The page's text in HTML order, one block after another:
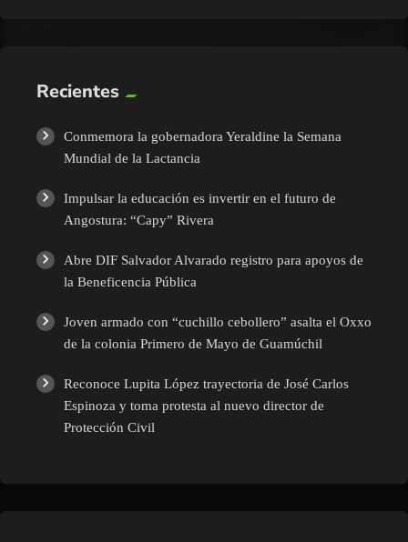
Recientes
Conmemora la gobernadora Yeraldine la Semana
Mundial de la Lactancia
Impulsar la educación es invertir en el futuro de
Angostura: “Capy” Rivera
Abre DIF Salvador Alvarado registro para apoyos de
la Beneficencia Pública
Joven armado con “cuchillo cebollero” asalta el Oxxo
de la colonia Primero de Mayo de Guamúchil
Reconoce Lupita López trayectoria de José Carlos
Espinoza y toma protesta al nuevo director de
Protección Civil